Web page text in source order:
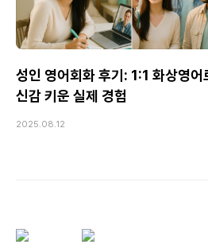
성인 영어회화 후기: 1:1 화상영어
신감 키운 실제 경험
2025.08.12